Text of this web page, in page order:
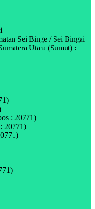
Sei Binge / Sei Bingai
Utara (Sumut) :
: 20771)
20771)